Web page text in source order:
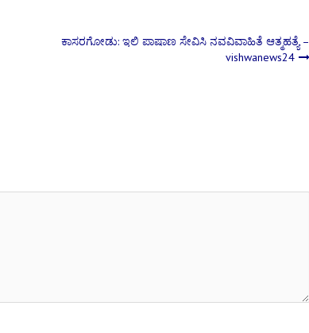
ಕಾಸರಗೋಡು: ಇಲಿ ಪಾಷಾಣ ಸೇವಿಸಿ ನವವಿವಾಹಿತೆ ಆತ್ಮಹತ್ಯೆ –
vishwanews24